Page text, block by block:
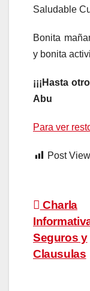
Saludable
Bonita
y bonita
Abu
Para ver
Post
de
Charla
Seguros y
Clausulas